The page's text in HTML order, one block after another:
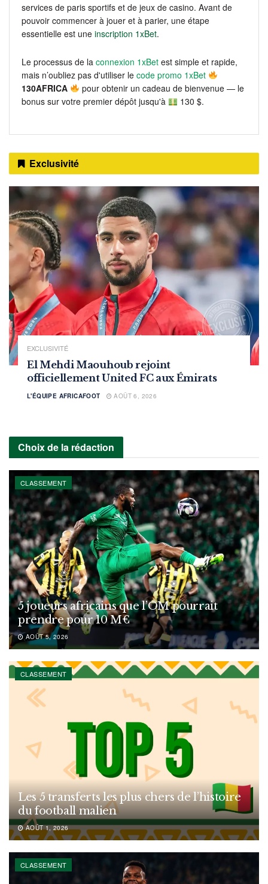
services de paris sportifs et de jeux de casino. Avant de
pouvoir commencer à jouer et à parier, une étape
essentielle est une inscription 1xBet.
Le processus de la connexion 1xBet est simple et rapide,
mais n’oubliez pas d'utiliser le code promo 1xBet
130AFRICA
pour obtenir un cadeau de bienvenue — le
bonus sur votre premier dépôt jusqu'à
130 $.
Exclusivité
EXCLUSIVITÉ
El Mehdi Maouhoub rejoint
officiellement United FC aux Émirats
L'ÉQUIPE AFRICAFOOT AOÛT 6, 2026
Choix de la rédaction
CLASSEMENT
5 joueurs africains que l’OM pourrait
prendre pour 10 M€
AOÛT 5, 2026
CLASSEMENT
Les 5 transferts les plus chers de l’histoire
du football malien
AOÛT 1, 2026
CLASSEMENT